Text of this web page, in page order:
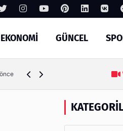
EKONOMİ GÜNCEL
SEO Hizmeti Alırken